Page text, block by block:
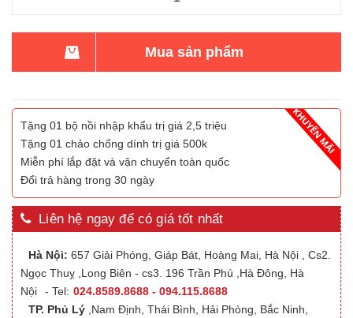
Mua sản phẩm
Tặng 01 bộ nồi nhập khẩu trị giá 2,5 triệu
Tặng 01 chảo chống dính trị giá 500k
Miễn phí lắp đặt và vận chuyển toàn quốc
Đổi trả hàng trong 30 ngày
Liên hệ ngay để có giá tốt nhất
Hà Nội: 657 Giải Phóng, Giáp Bát, Hoàng Mai, Hà Nội , Cs2.
Ngọc Thuỵ ,Long Biên - cs3. 196 Trần Phú ,Hà Đông, Hà
Nội
- Tel: 024.8589.8688 - 094.115.8688
TP. Phủ Lý ,Nam Định, Thái Bình, Hải Phòng, Bắc Ninh,